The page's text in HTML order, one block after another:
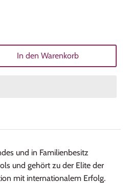
In den Warenkorb
und in Familienbesitz
und gehört zu der Elite der
mit internationalem Erfolg.